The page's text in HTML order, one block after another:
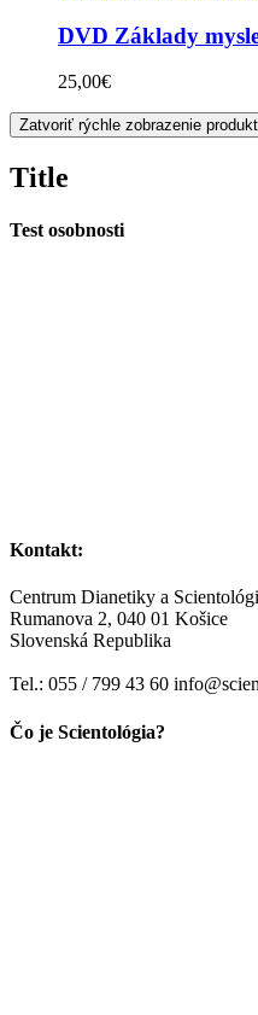
DVD Základy
25,00€
Zatvoriť rýchle zobrazenie
Title
Test osobnosti
Kontakt:
Centrum Dianetiky a
Rumanova 2, 040 01 Košice
Slovenská Republika
Tel.: 055 / 799 43 60
Čo je Scientológia?